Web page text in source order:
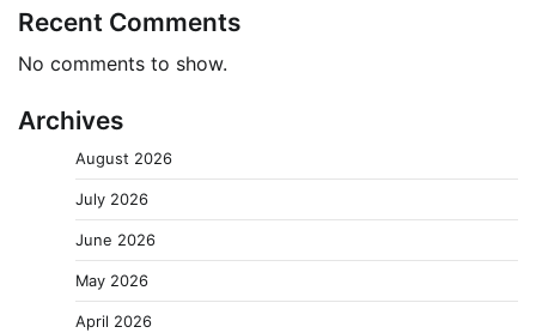
Recent Comments
No comments to show.
Archives
August 2026
July 2026
June 2026
May 2026
April 2026